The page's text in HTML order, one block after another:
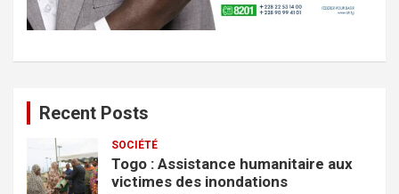
Recent Posts
SOCIÉTÉ
Togo : Assistance humanitaire aux
victimes des inondations